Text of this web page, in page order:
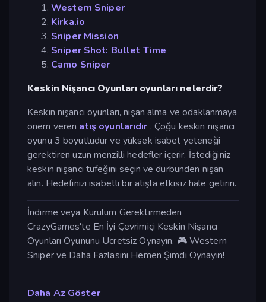
Western Sniper
Kirka.io
Sniper Mission
Sniper Shot: Bullet Time
Camo Sniper
Keskin Nişancı Oyunları oyunları nelerdir?
Keskin nişancı oyunları, nişan alma ve odaklanmaya
önem veren atış oyunlarıdır . Çoğu keskin nişancı
oyunu 3 boyutludur ve yüksek isabet yeteneği
gerektiren uzun menzilli hedefler içerir. İstediğiniz
keskin nişancı tüfeğini seçin ve dürbünden nişan
alın. Hedefinizi isabetli bir atışla etkisiz hale getirin.
İndirme veya Kurulum Gerektirmeden
CrazyGames'te En İyi Çevrimiçi Keskin Nişancı
Oyunları Oyununu Ücretsiz Oynayın. 🎮 Western
Sniper ve Daha Fazlasını Hemen Şimdi Oynayın!
Daha Az Göster